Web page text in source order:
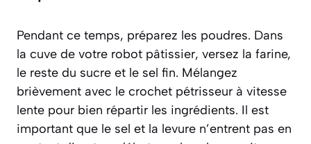
Pendant ce temps, préparez les poudres. Dans
la cuve de votre robot pâtissier, versez la farine,
le reste du sucre et le sel fin. Mélangez
brièvement avec le crochet pétrisseur à vitesse
lente pour bien répartir les ingrédients. Il est
important que le sel et la levure n’entrent pas en